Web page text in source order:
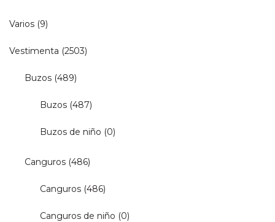
Varios (9)
Vestimenta (2503)
Buzos (489)
Buzos (487)
Buzos de niño (0)
Canguros (486)
Canguros (486)
Canguros de niño (0)